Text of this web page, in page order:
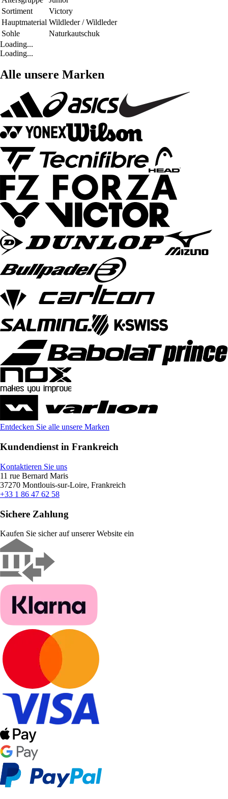
Sortiment
Victory
Hauptmaterial Wildleder / Wildleder
Sohle
Naturkautschuk
Loading...
Loading...
Alle unsere Marken
Entdecken Sie alle unsere Marken
Kundendienst in Frankreich
Kontaktieren Sie uns
11 rue Bernard Maris
37270 Montlouis-sur-Loire, Frankreich
+33 1 86 47 62 58
Sichere Zahlung
Kaufen Sie sicher auf unserer Website ein